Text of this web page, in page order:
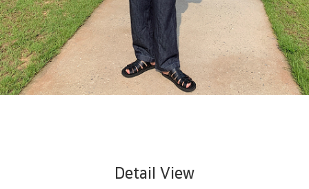
Detail View